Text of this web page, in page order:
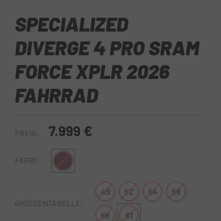
SPECIALIZED
DIVERGE 4 PRO SRAM
FORCE XPLR 2026
FAHRRAD
PREIS: 7.999 €
FARBE:
GRÖSSENTABELLE:
49 52 54 56
58 61